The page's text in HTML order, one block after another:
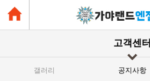
고객센터
갤러리 공지사항